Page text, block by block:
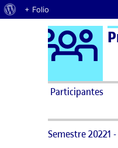
Acerca de WordPress
+ Folio
Saltar al contenido
Participantes
Semestre 20221